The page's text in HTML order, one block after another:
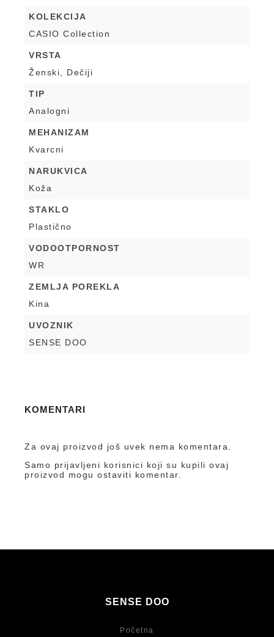
KOLEKCIJA
CASIO Collection
VRSTA
Ženski, Dečiji
TIP
Analogni
MEHANIZAM
Kvarcni
NARUKVICA
Koža
STAKLO
Plastično
VODOOTPORNOST
WR
ZEMLJA POREKLA
Kina
UVOZNIK
SENSE DOO
KOMENTARI
Za ovaj proizvod još uvek nema komentara.
Samo prijavljeni korisnici koji su kupili ovaj
proizvod mogu ostaviti komentar.
SENSE DOO
Početna